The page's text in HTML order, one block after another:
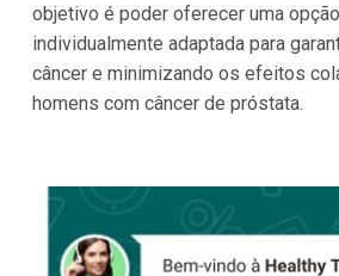
objetivo é poder oferecer uma
individualmente adaptada para
câncer e minimizando os efeitos
homens com câncer de próstata.